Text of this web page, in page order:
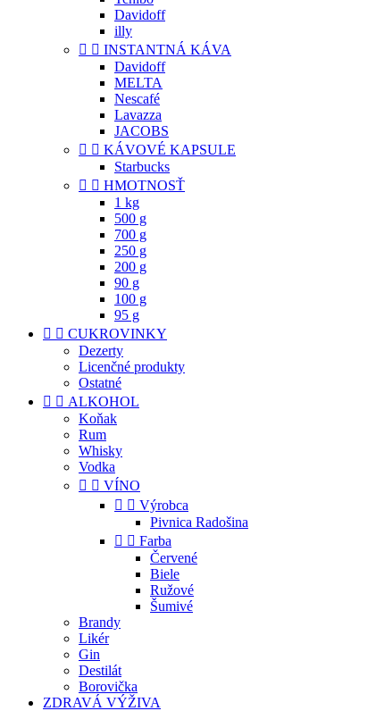
Davidoff
illy
  INSTANTNÁ KÁVA
Davidoff
MELTA
Nescafé
Lavazza
JACOBS
  KÁVOVÉ KAPSULE
Starbucks
  HMOTNOSŤ
1 kg
500 g
700 g
250 g
200 g
90 g
100 g
95 g
  CUKROVINKY
Dezerty
Licenčné produkty
Ostatné
  ALKOHOL
Koňak
Rum
Whisky
Vodka
  VÍNO
  Výrobca
Pivnica Radošina
  Farba
Červené
Biele
Ružové
Šumivé
Brandy
Likér
Gin
Destilát
Borovička
ZDRAVÁ VÝŽIVA